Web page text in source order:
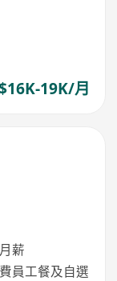
19K/月
薪
員工餐及自選